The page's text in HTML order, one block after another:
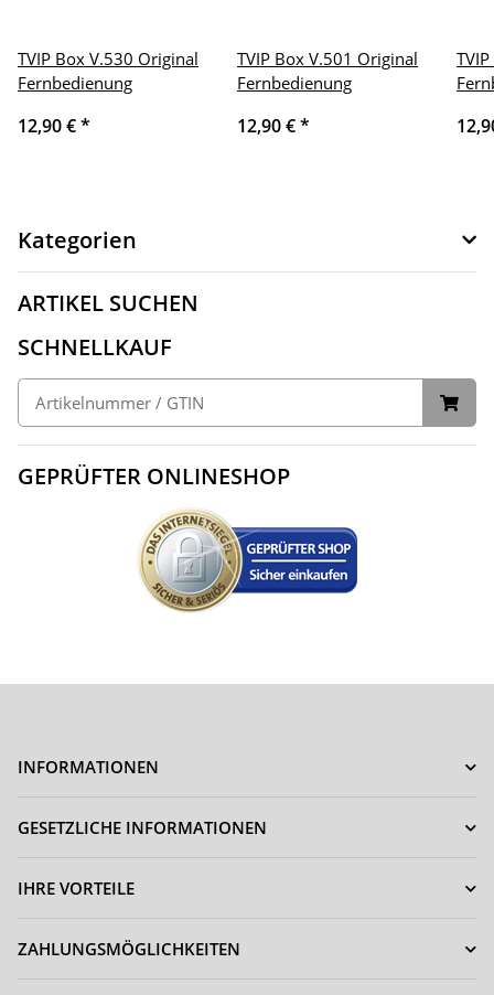
TVIP Box V.530 Original
Fernbedienung
12,90 €*
TVIP Box V.501 Original
Fernbedienung
12,90 €*
Kategorien
ARTIKEL SUCHEN
SCHNELLKAUF
GEPRÜFTER ONLINESHOP
INFORMATIONEN
GESETZLICHE INFORMATIONEN
IHRE VORTEILE
ZAHLUNGSMÖGLICHKEITEN